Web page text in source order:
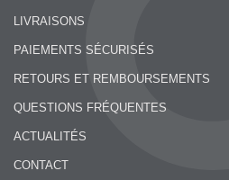
LIVRAISONS
PAIEMENTS SÉCURISÉS
RETOURS ET REMBOURSEMENTS
QUESTIONS FRÉQUENTES
ACTUALITÉS
CONTACT